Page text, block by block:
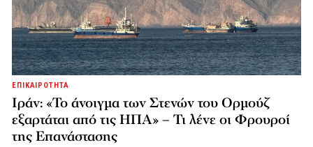
ΕΠΙΚΑΙΡΟΤΗΤΑ
Ιράν: «Το άνοιγμα των Στενών του Ορμούζ
εξαρτάται από τις ΗΠΑ» – Τι λένε οι Φρουροί
της Επανάστασης